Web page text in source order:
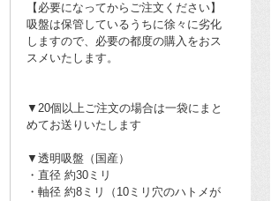
【必要になってからご注文ください】
吸盤は保管しているうちに徐々に劣化
しますので、必要の都度の購入をおス
スメいたします。
▼20個以上ご注文の場合は一袋にまと
めてお送りいたします
▼透明吸盤（国産）
・直径 約30ミリ
・軸径 約8ミリ（10ミリ穴のハトメが